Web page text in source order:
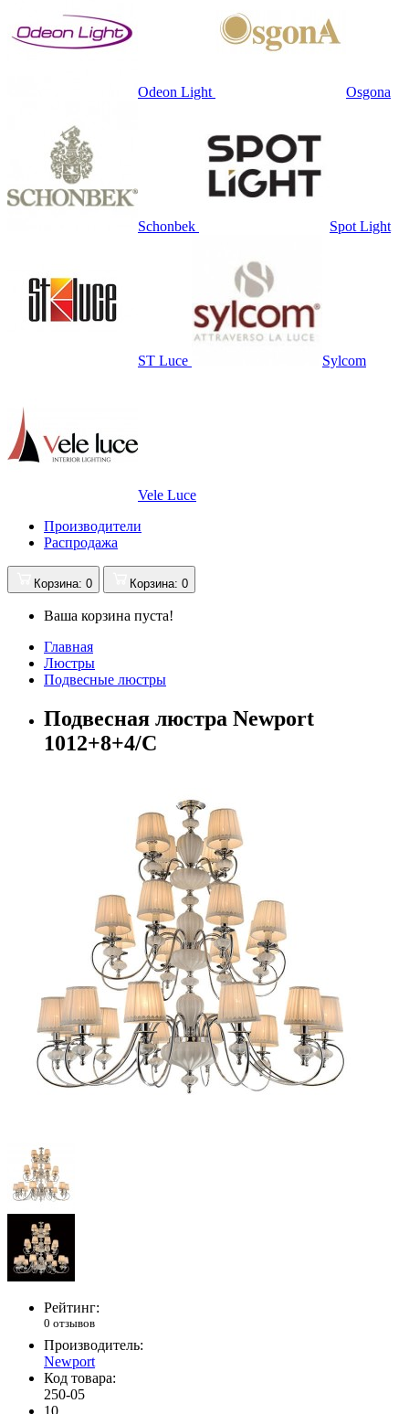
Odeon Light Osgona
Schonbek Spot Light
ST Luce Sylcom
Vele Luce
Производители
Распродажа
Корзина: 0 Корзина: 0
Ваша корзина пуста!
Главная
Люстры
Подвесные люстры
Подвесная люстра Newport
1012+8+4/C
Рейтинг:
0 отзывов
Производитель:
Newport
Код товара:
250-05
10